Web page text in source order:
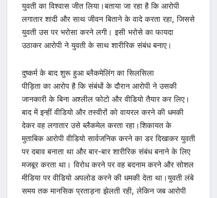
युवती का विश्वास जीत लिया।बताया जा रहा है कि आरोपी
लगातार शादी और साथ जीवन बिताने के वादे करता रहा, जिससे
युवती उस पर भरोसा करने लगी। इसी भरोसे का फायदा
उठाकर आरोपी ने युवती के साथ शारीरिक संबंध बनाए।
दुष्कर्म के बाद शुरू हुआ ब्लैकमेलिंग का सिलसिला
पीड़िता का आरोप है कि संबंधों के दौरान आरोपी ने उसकी
जानकारी के बिना अश्लील फोटो और वीडियो तैयार कर लिए।
बाद में इन्हीं वीडियो और तस्वीरों को वायरल करने की धमकी
देकर वह लगातार उसे ब्लैकमेल करता रहा।शिकायत के
मुताबिक आरोपी वीडियो सार्वजनिक करने का डर दिखाकर युवती
पर दबाव बनाता था और बार-बार शारीरिक संबंध बनाने के लिए
मजबूर करता था। विरोध करने पर वह बदनाम करने और सोशल
मीडिया पर वीडियो अपलोड करने की धमकी देता था।युवती लंबे
समय तक मानसिक प्रताड़ना झेलती रही, लेकिन जब आरोपी